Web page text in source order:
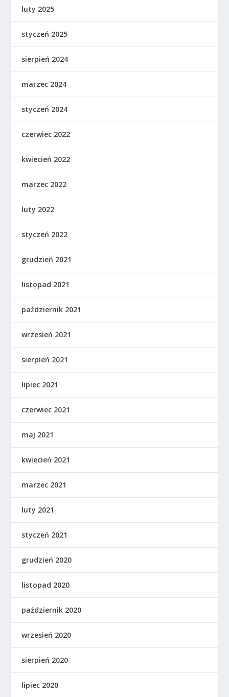
luty 2025
styczeń 2025
sierpień 2024
marzec 2024
styczeń 2024
czerwiec 2022
kwiecień 2022
marzec 2022
luty 2022
styczeń 2022
grudzień 2021
listopad 2021
październik 2021
wrzesień 2021
sierpień 2021
lipiec 2021
czerwiec 2021
maj 2021
kwiecień 2021
marzec 2021
luty 2021
styczeń 2021
grudzień 2020
listopad 2020
październik 2020
wrzesień 2020
sierpień 2020
lipiec 2020